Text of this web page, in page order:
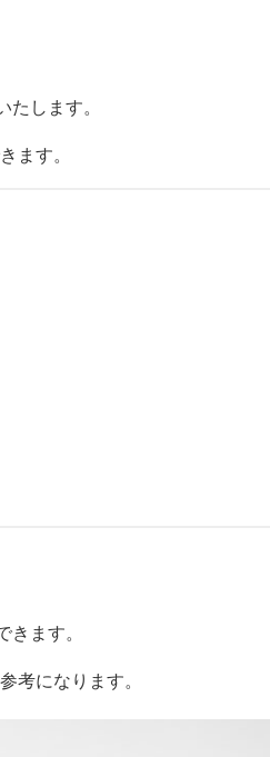
します。
ます。
ます。
考になります。